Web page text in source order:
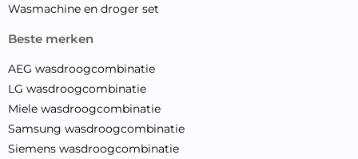
Wasmachine en droger set
beste merken
AEG wasdroogcombinatie
LG wasdroogcombinatie
Miele wasdroogcombinatie
Samsung wasdroogcombinatie
Siemens wasdroogcombinatie